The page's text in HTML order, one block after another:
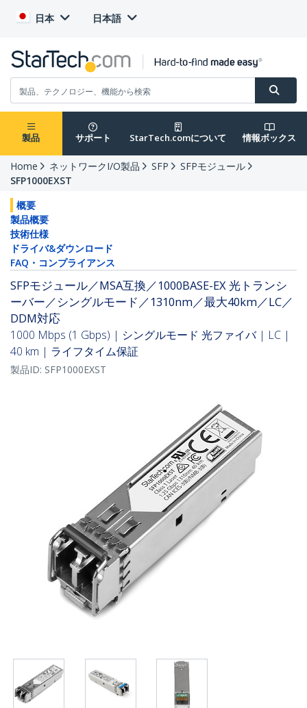
日本 日本語
製品 サポート StarTech.comについて 情報ボックス
Home ネットワークI/O製品 SFP
SFPモジュール
SFP1000EXST
概要
製品概要
技術仕様
ドライバ&ダウンロード
FAQ・コンプライアンス
SFPモジュール／MSA互換／1000BASE-EX 光トランシ
ーバー／シングルモード／1310nm／最大40km／LC／
DDM対応
1000 Mbps (1 Gbps) | シングルモード 光ファイバ | LC |
40 km | ライフタイム保証
製品ID: SFP1000EXST